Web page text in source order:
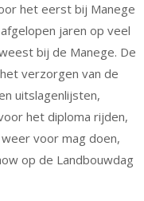
het eerst bij Manege
jaren op veel
bij de Manege. De
verzorgen van de
uitslagenlijsten,
het diploma rijden,
voor mag doen,
op de Landbouwdag